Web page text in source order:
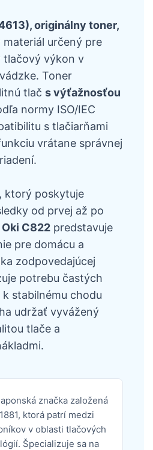
originálny toner,
určený pre
tlačový výkon v
Toner
tlač s výťažnosťou
normy ISO/IEC
s tlačiarňami
vrátane správnej
ktorý poskytuje
od prvej až po
Oki C822 predstavuje
pre domácu a
zodpovedajúcej
potrebu častých
stabilnému chodu
udržať vyvážený
tlače a
značka založená
ktorá patrí medzi
v oblasti tlačových
Špecializuje sa na